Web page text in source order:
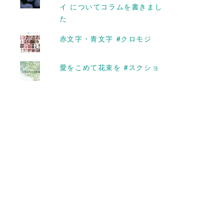
イ についてコラムを書きまし
た
赤文字・青文字 #クロモジ
愛をこめて花束を #スクショ